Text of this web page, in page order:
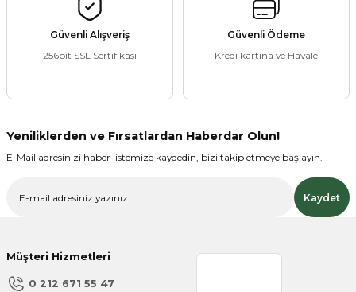
kullanarak tarafımıza iletebilirsiniz.
Görüş ve önerileriniz için teşekkür ederiz.
Ürün fiyatı diğer sitelerden daha pahalı.
Bu ürüne benzer farklı alternatifler olmalı.
Güvenli Alışveriş
256bit SSL Sertifikası
Güvenli Ödeme
Kredi kartına ve Havale
Yeniliklerden ve Fırsatlardan Haberdar Olun!
E-Mail adresinizi haber listemize kaydedin, bizi takip etmeye başlayın.
Kaydet
Müşteri Hizmetleri
0 212 671 55 47